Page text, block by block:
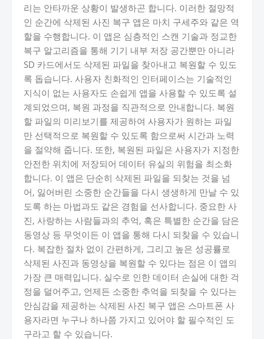
리는 안타까운 상황이 발생하곤 합니다. 이러한 절망적
인 순간에 삭제된 사진 복구 앱은 마치 구세주와 같은 역
할을 수행합니다. 이 앱은 심층적인 스캔 기술과 정교한
복구 알고리즘을 통해 기기 내부 저장 공간뿐만 아니라
SD 카드에서도 삭제된 파일을 찾아내고 복원할 수 있도
록 돕습니다. 사용자 친화적인 인터페이스는 기술적인
지식이 없는 사용자도 손쉽게 앱을 사용할 수 있도록 설
계되었으며, 복원 과정을 직관적으로 안내합니다. 복원
할 파일의 미리보기를 제공하여 사용자가 원하는 파일
만 선택적으로 복원할 수 있도록 함으로써 시간과 노력
을 절약해 줍니다. 또한, 복원된 파일은 사용자가 지정한
안전한 위치에 저장되어 데이터 유실의 위험을 최소화
합니다. 이 앱은 단순히 삭제된 파일을 되찾는 것을 넘
어, 잃어버린 소중한 순간들을 다시 생생하게 만날 수 있
도록 하는 마법과도 같은 경험을 선사합니다. 중요한 사
진, 사랑하는 사람들과의 추억, 혹은 특별한 순간을 담은
동영상 등 무엇이든 이 앱을 통해 다시 되찾을 수 있습니
다. 복잡한 절차 없이 간편하게, 그리고 높은 성공률로
삭제된 사진과 동영상을 복원할 수 있다는 점은 이 앱의
가장 큰 매력입니다. 실수로 인한 데이터 손실에 대한 걱
정을 덜어주고, 언제든 소중한 추억을 되찾을 수 있다는
안심감을 제공하는 삭제된 사진 복구 앱은 스마트폰 사
용자라면 누구나 하나쯤 가지고 있어야 할 필수적인 도
구라고 할 수 있습니다.